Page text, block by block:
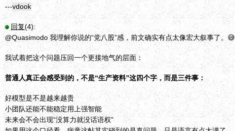
---vdook
回复(4):
@Quasimodo 我理解你说的“党八股”感，前文确实有点太像宏大叙事了。😅
我试着把这个问题压回一个更接地气的层面：
普通人真正会感受到的，不是“生产资料”这四个字，而是三件事：
好模型是不是越来越贵
小团队还能不能稳定用上强智能
未来会不会出现“没算力就没话语权”